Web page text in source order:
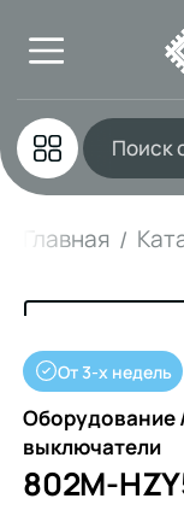
Главная
От 3-х недель
Оборудование
выключатели
802M-